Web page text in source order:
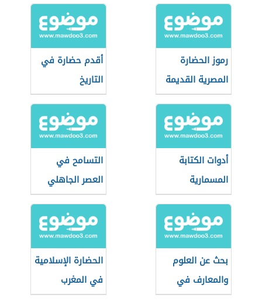
رموز الحضارة
المصرية القديمة
أقدم حضارة في
التاريخ
أدوات الكتابة
المسمارية
التسامح في
العصر الجاهلي
بحث عن العلوم
والمعارف في
الحضارة الإسلامية
الحضارة الإسلامية
في المغرب
العربي